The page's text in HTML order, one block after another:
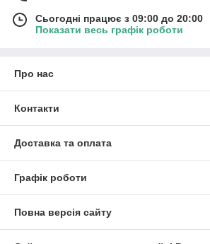
Сьогодні працює з 09:00 до 20:00
Показати весь графік роботи
Про нас
Контакти
Доставка та оплата
Графік роботи
Повна версія сайту